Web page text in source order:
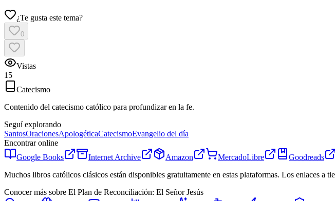
¿Te gusta este tema?
0
Vistas
15
Catecismo
Contenido del catecismo católico para profundizar en la fe.
Seguí explorando
SantosOracionesApologéticaCatecismoEvangelio del día
Encontrar online
Google Books
Internet Archive Amazon MercadoLibre
Goodreads
Muchos libros católicos clásicos están disponibles gratuitamente en estas plataformas. Los enlaces a
Conocer más sobre El Plan de Reconciliación: El Señor Jesús